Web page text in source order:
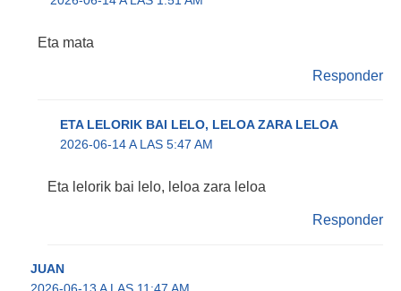
Eta mata
Responder
ETA LELORIK BAI LELO, LELOA ZARA LELOA
2026-06-14 A LAS 5:47 AM
Eta lelorik bai lelo, leloa zara leloa
Responder
JUAN